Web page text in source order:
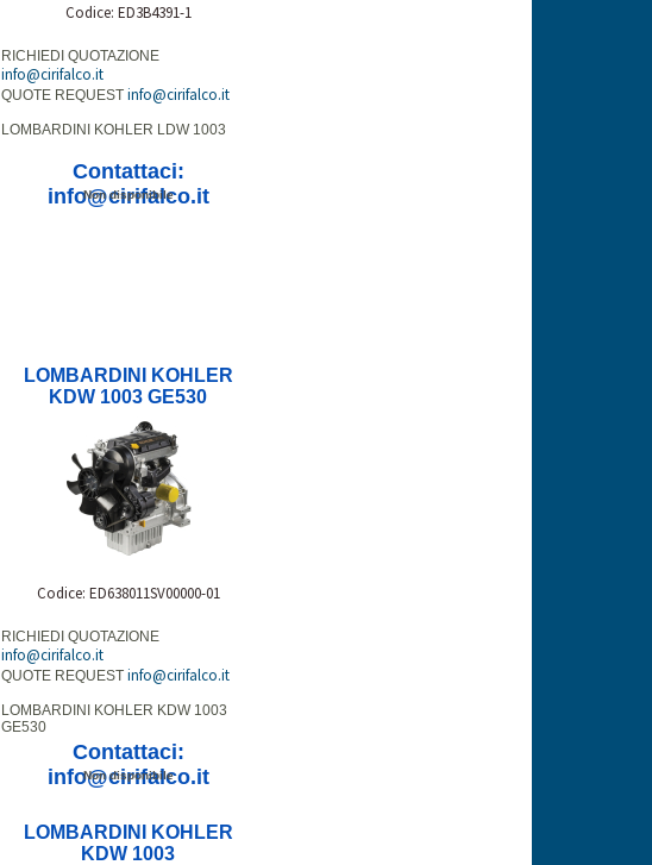
Codice: ED3B4391-1
RICHIEDI QUOTAZIONE
info@cirifalco.it
QUOTE REQUESTinfo@cirifalco.it
LOMBARDINI KOHLER LDW 1003
Contattaci:
info@cirifalco.it
Non disponibile
LOMBARDINI KOHLER
KDW 1003 GE530
Codice: ED638011SV00000-01
RICHIEDI QUOTAZIONE
info@cirifalco.it
QUOTE REQUESTinfo@cirifalco.it
LOMBARDINI KOHLER KDW 1003
GE530
Contattaci:
info@cirifalco.it
Non disponibile
LOMBARDINI KOHLER
KDW 1003